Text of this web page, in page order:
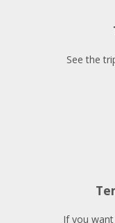
See the
If you